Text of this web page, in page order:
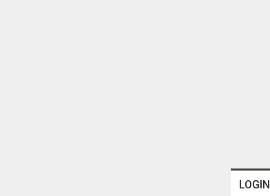
LOGIN